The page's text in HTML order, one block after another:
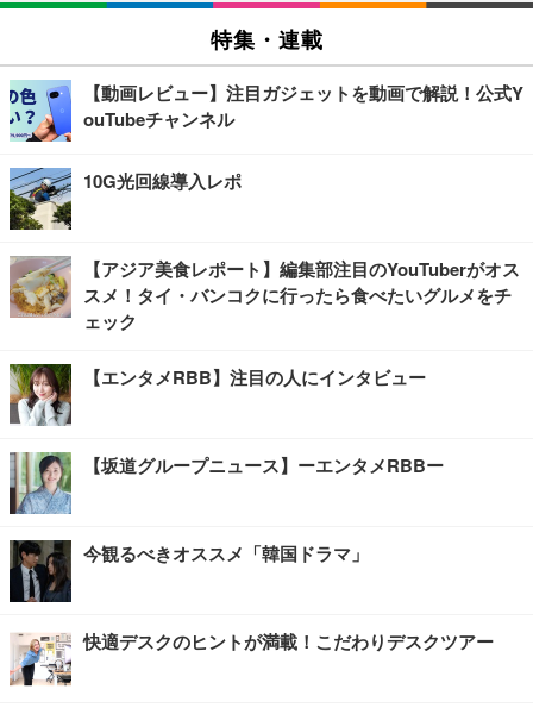
特集・連載
【動画レビュー】注目ガジェットを動画で解説！公式Y
ouTubeチャンネル
10G光回線導入レポ
【アジア美食レポート】編集部注目のYouTuberがオス
スメ！タイ・バンコクに行ったら食べたいグルメをチ
ェック
【エンタメRBB】注目の人にインタビュー
【坂道グループニュース】ーエンタメRBBー
今観るべきオススメ「韓国ドラマ」
快適デスクのヒントが満載！こだわりデスクツアー